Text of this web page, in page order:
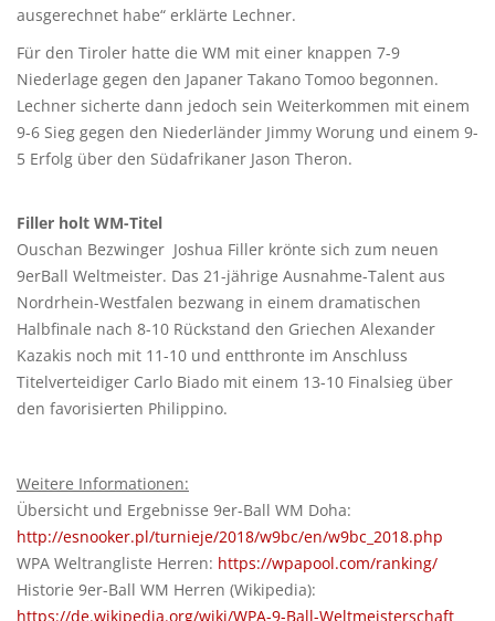
ausgerechnet habe“ erklärte Lechner.
Für den Tiroler hatte die WM mit einer knappen 7-9
Niederlage gegen den Japaner Takano Tomoo begonnen.
Lechner sicherte dann jedoch sein Weiterkommen mit einem
9-6 Sieg gegen den Niederländer Jimmy Worung und einem 9-
5 Erfolg über den Südafrikaner Jason Theron.
Filler holt WM-Titel
Ouschan Bezwinger Joshua Filler krönte sich zum neuen
9erBall Weltmeister. Das 21-jährige Ausnahme-Talent aus
Nordrhein-Westfalen bezwang in einem dramatischen
Halbfinale nach 8-10 Rückstand den Griechen Alexander
Kazakis noch mit 11-10 und entthronte im Anschluss
Titelverteidiger Carlo Biado mit einem 13-10 Finalsieg über
den favorisierten Philippino.
Weitere Informationen:
Übersicht und Ergebnisse 9er-Ball WM Doha:
http://esnooker.pl/turnieje/2018/w9bc/en/w9bc_2018.php
WPA Weltrangliste Herren: https://wpapool.com/ranking/
Historie 9er-Ball WM Herren (Wikipedia):
https://de.wikipedia.org/wiki/WPA-9-Ball-Weltmeisterschaft